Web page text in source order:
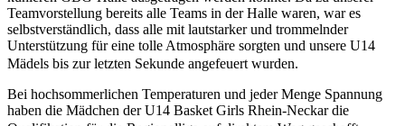
Teamvorstellung bereits alle Teams in der Halle waren, war es
selbstverständlich, dass alle mit lautstarker und trommelnder
Unterstützung für eine tolle Atmosphäre sorgten und unsere U14
Mädels bis zur letzten Sekunde angefeuert wurden.
Bei hochsommerlichen Temperaturen und jeder Menge Spannung
haben die Mädchen der U14 Basket Girls Rhein-Neckar die